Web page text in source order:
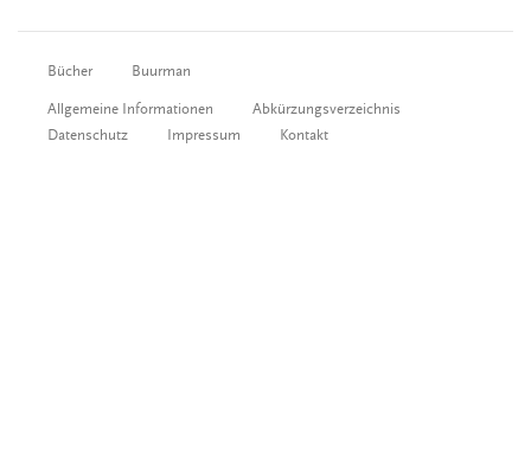
Bücher Buurman
Allgemeine Informationen
Abkürzungsverzeichnis
Datenschutz
Impressum Kontakt